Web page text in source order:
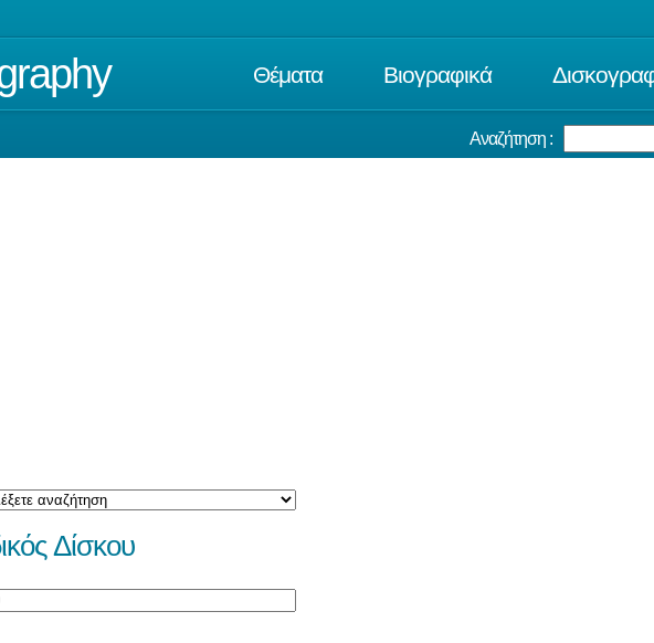
Θέματα Βιογραφικά
Αναζήτηση :
Δίσκου